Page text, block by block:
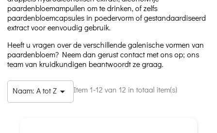
paardenbloemampullen om te drinken, of zelfs
paardenbloemcapsules in poedervorm of gestandaardiseerd
extract voor eenvoudig gebruik.
Heeft u vragen over de verschillende galenische vormen van
paardenbloem? Neem dan gerust contact met ons op; ons
team van kruidkundigen beantwoordt ze graag.
Naam: A tot Z  Item 1-12 van 12 in totaal item(s)